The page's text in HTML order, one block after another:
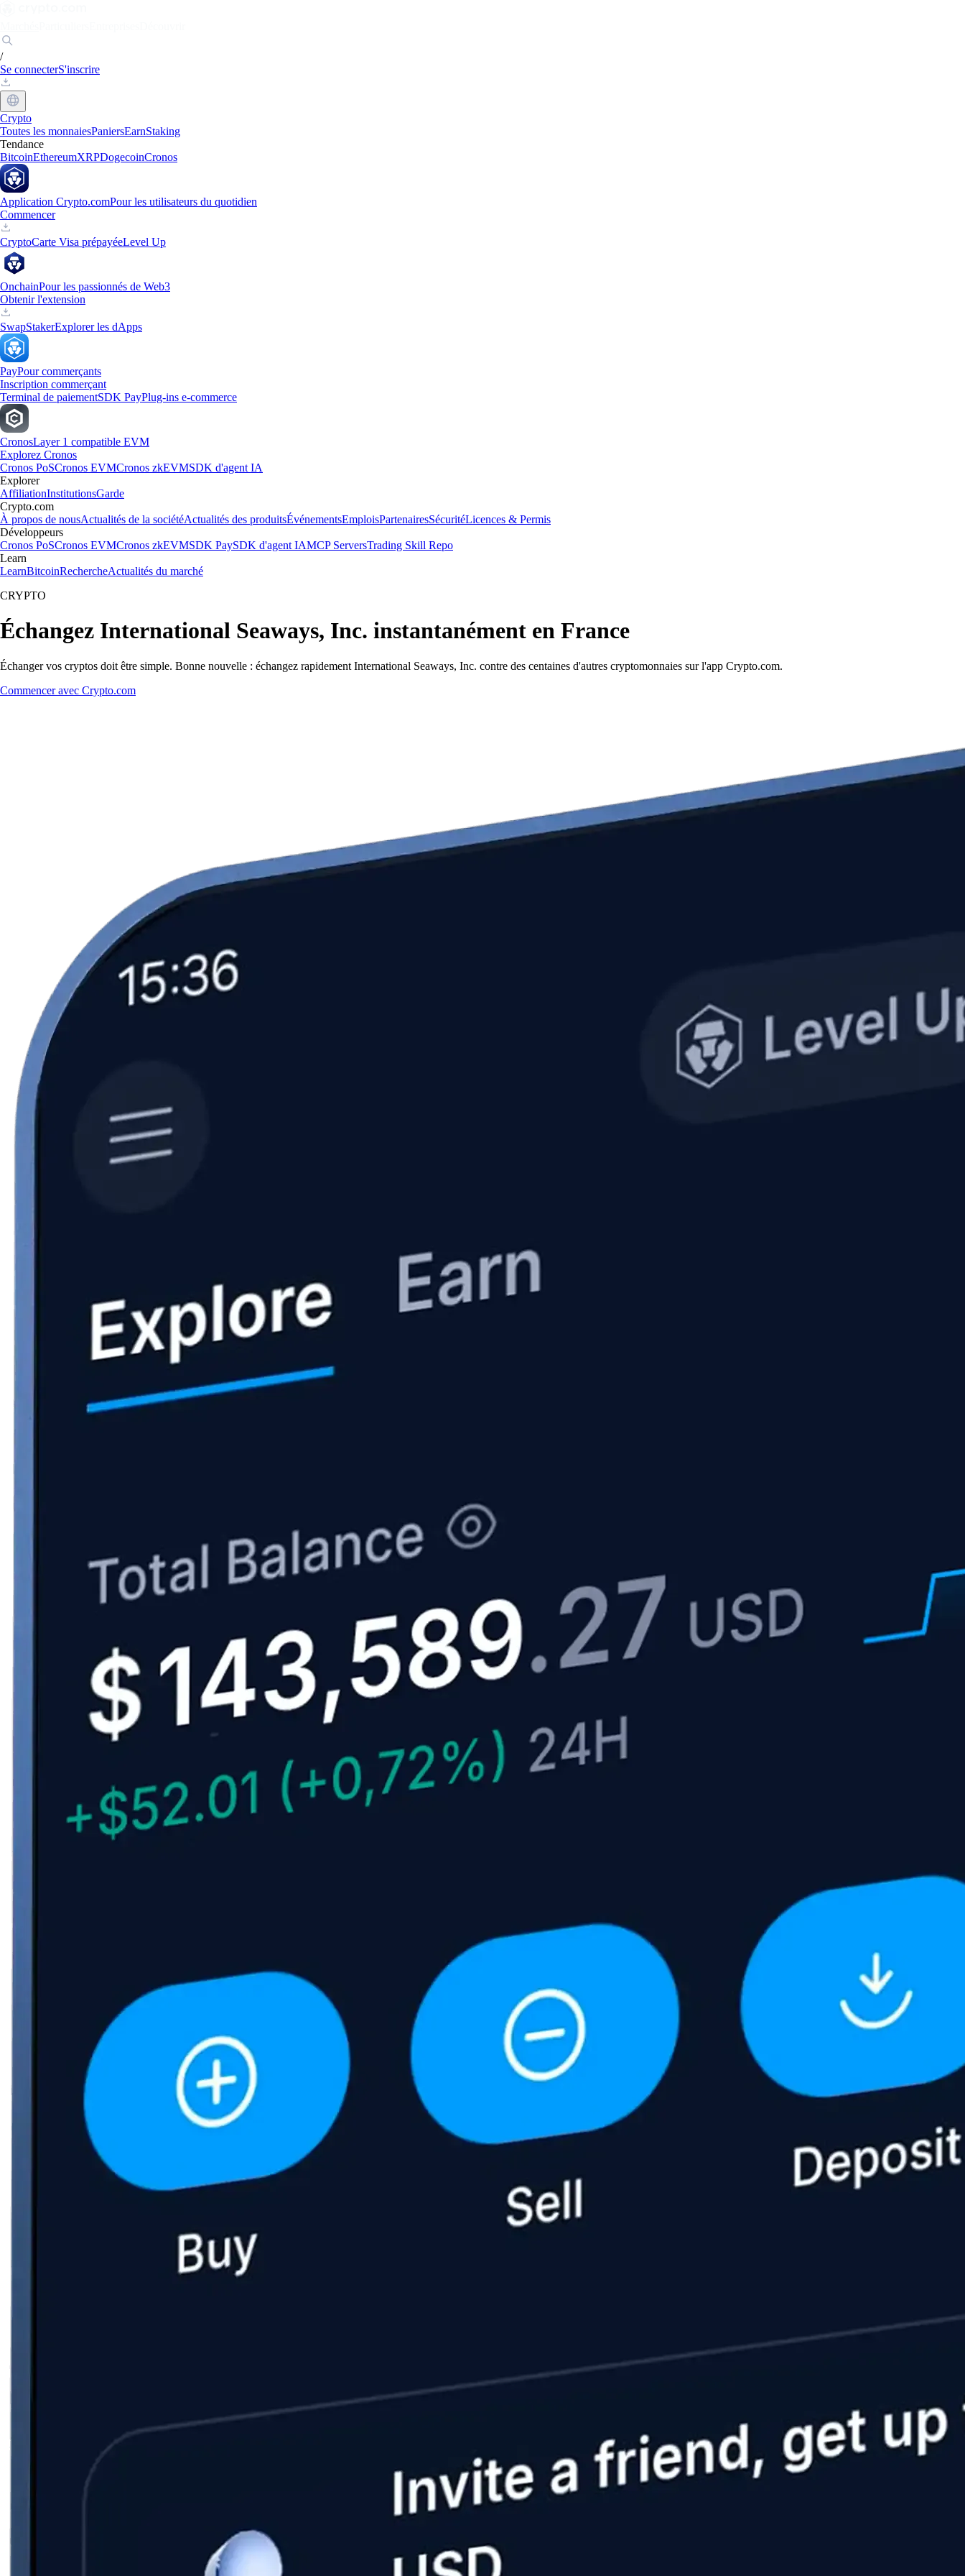
/
Se connecterS'inscrire
Crypto
Toutes les monnaiesPaniersEarnStaking
Tendance
BitcoinEthereumXRPDogecoinCronos
Application Crypto.comPour les utilisateurs du quotidien
Commencer
CryptoCarte Visa prépayéeLevel Up
OnchainPour les passionnés de Web3
Obtenir l'extension
SwapStakerExplorer les dApps
PayPour commerçants
Inscription commerçant
Terminal de paiementSDK PayPlug-ins e-commerce
CronosLayer 1 compatible EVM
Explorez Cronos
Cronos PoSCronos EVMCronos zkEVMSDK d'agent IA
Explorer
AffiliationInstitutionsGarde
Crypto.com
À propos de nousActualités de la sociétéActualités des produitsÉvénementsEmploisPartenairesSécuritéLicences & Permis
Développeurs
Cronos PoSCronos EVMCronos zkEVMSDK PaySDK d'agent IAMCP ServersTrading Skill Repo
Learn
LearnBitcoinRechercheActualités du marché
CRYPTO
Échangez International Seaways, Inc. instantanément en France
Échanger vos cryptos doit être simple. Bonne nouvelle : échangez rapidement International Seaways, Inc. contre des centaines d'autres cryptomonnaies sur l'app Crypto.com.
Commencer avec Crypto.com